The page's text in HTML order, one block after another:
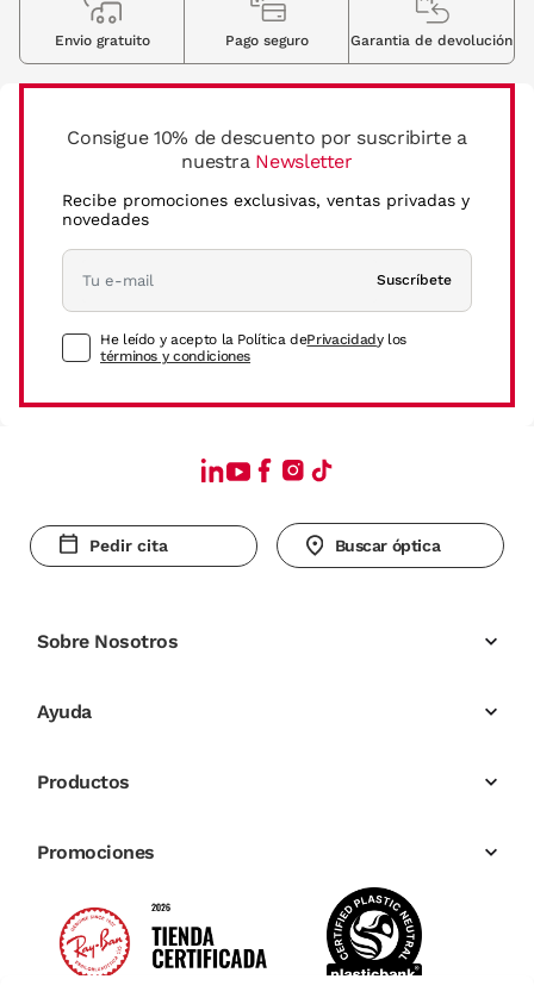
Consigue 10% de descuento por suscribirte a
nuestra Newsletter
Recibe promociones exclusivas, ventas privadas y
novedades
Suscríbete
He leído y acepto la Política dePrivacidady los
términos y condiciones
Envio gratuito Pago seguro Garantia de devolución
Pedir cita Buscar óptica
Sobre Nosotros
Ayuda
Productos
Promociones